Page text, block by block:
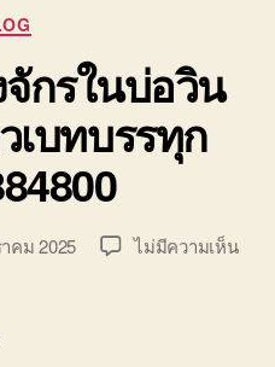
จำกัด)
บริการ
รถยก
รถ
รับจ้าง
ใน
เขต
บ่อ
ติดต่อ
Categories
จักรในบ่อวิน
เบทบรรทุก
คม 2025 ไม่มีความเห็นบน